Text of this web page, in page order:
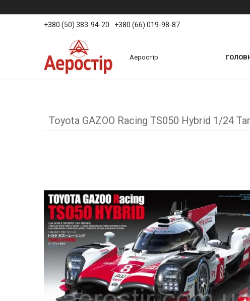
+380 (50) 383-94-20 +380 (66) 019-98-87
Аеростір
Toyota GAZOO Racing TS050 Hybrid 1/24